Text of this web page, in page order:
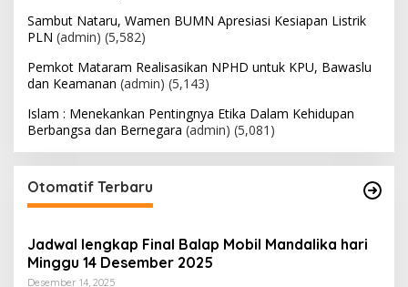
Sambut Nataru, Wamen BUMN Apresiasi Kesiapan Listrik
PLN (admin) (5,582)
Pemkot Mataram Realisasikan NPHD untuk KPU, Bawaslu
dan Keamanan (admin) (5,143)
Islam : Menekankan Pentingnya Etika Dalam Kehidupan
Berbangsa dan Bernegara (admin) (5,081)
Otomatif Terbaru
Jadwal lengkap Final Balap Mobil Mandalika hari
Minggu 14 Desember 2025
Desember 14, 2025